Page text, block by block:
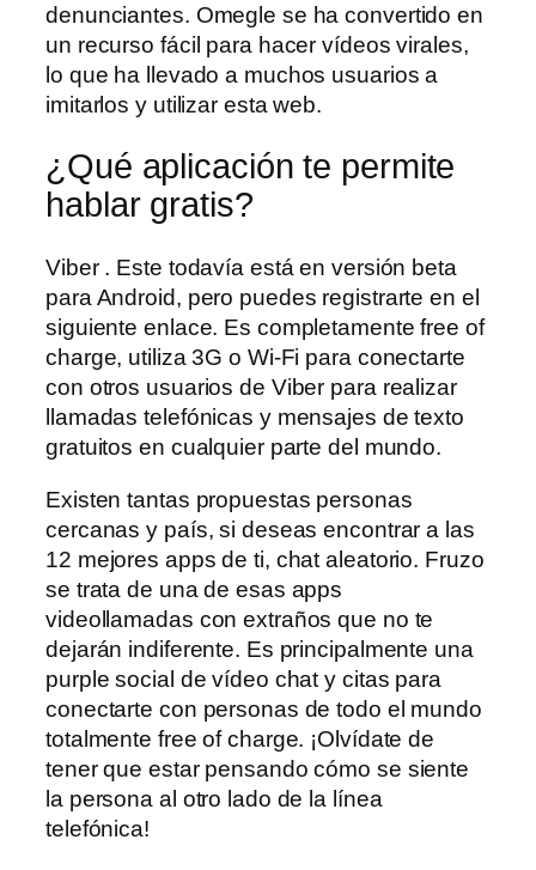
denunciantes. Omegle se ha convertido en
un recurso fácil para hacer vídeos virales,
lo que ha llevado a muchos usuarios a
imitarlos y utilizar esta web.
¿Qué aplicación te permite
hablar gratis?
Viber . Este todavía está en versión beta
para Android, pero puedes registrarte en el
siguiente enlace. Es completamente free of
charge, utiliza 3G o Wi-Fi para conectarte
con otros usuarios de Viber para realizar
llamadas telefónicas y mensajes de texto
gratuitos en cualquier parte del mundo.
Existen tantas propuestas personas
cercanas y país, si deseas encontrar a las
12 mejores apps de ti, chat aleatorio. Fruzo
se trata de una de esas apps
videollamadas con extraños que no te
dejarán indiferente. Es principalmente una
purple social de vídeo chat y citas para
conectarte con personas de todo el mundo
totalmente free of charge. ¡Olvídate de
tener que estar pensando cómo se siente
la persona al otro lado de la línea
telefónica!